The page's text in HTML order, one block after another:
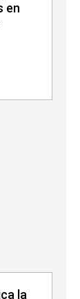
en
la